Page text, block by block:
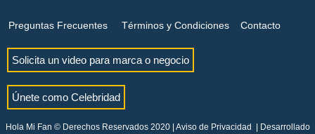
Preguntas Frecuentes Términos y Condiciones Contacto
Solicita un video para marca o negocio
Únete como Celebridad
Hola Mi Fan © Derechos Reservados 2020 | Aviso de Privacidad
| Desarrollado